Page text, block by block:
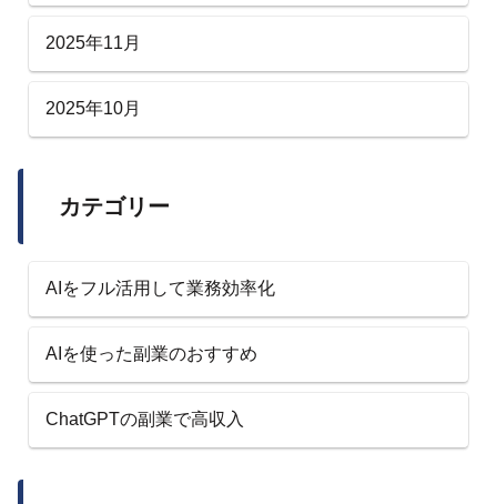
2025年11月
2025年10月
カテゴリー
AIをフル活用して業務効率化
AIを使った副業のおすすめ
ChatGPTの副業で高収入